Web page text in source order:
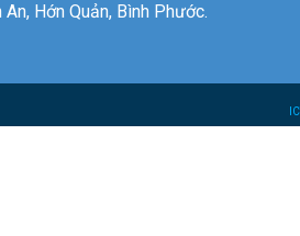
Hớn Quản, Bình Phước.